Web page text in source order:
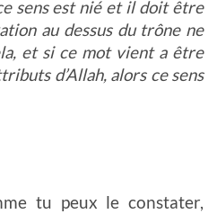
sens est nié et il doit être
au dessus du trône ne
et si ce mot vient a être
d’Allah, alors ce sens
tu peux le constater,